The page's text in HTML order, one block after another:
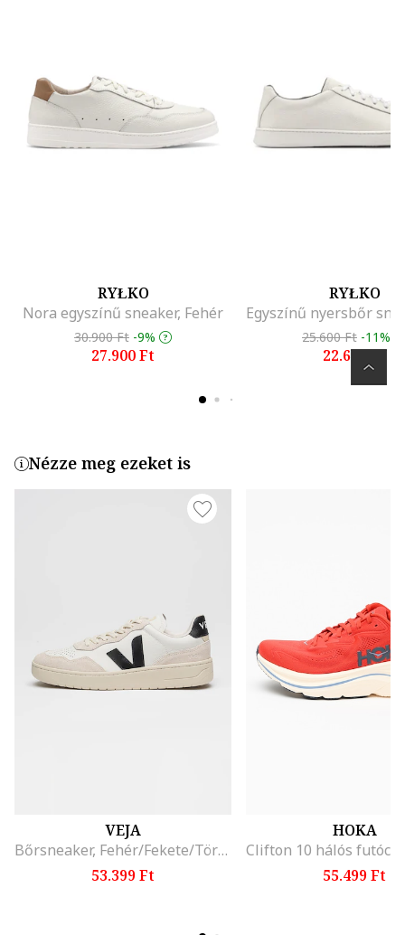
RYŁKO
Nora egyszínű sneaker, Fehér
30.900 Ft -9%
27.900 Ft
RYŁKO
25.600 Ft -11%
22.600 Ft
Nézze meg ezeket is
VEJA
Bőrsneaker, Fehér/Fekete/Törtfehér
53.399 Ft
HOKA
55.499 Ft